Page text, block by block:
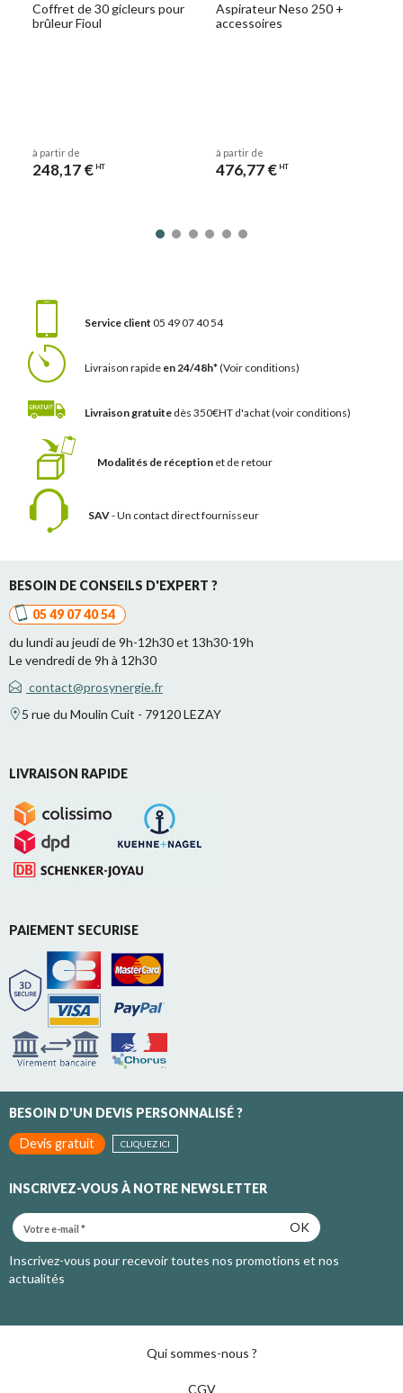
Coffret de 30 gicleurs pour
brûleur Fioul
à partir de
248,17 € HT
Aspirateur Neso 250 +
accessoires
à partir de
476,77 € HT
Service client 05 49 07 40 54
Livraison rapide en 24/48h*(Voir conditions)
Livraison gratuite dès 350€HT d'achat(voir conditions)
Modalités de réception et de retour
SAV- Un contact direct fournisseur
BESOIN DE CONSEILS D'EXPERT ?
05 49 07 40 54
du lundi au jeudi de 9h-12h30 et 13h30-19h
Le vendredi de 9h à 12h30
contact@prosynergie.fr
5 rue du Moulin Cuit - 79120 LEZAY
LIVRAISON RAPIDE
PAIEMENT SECURISE
BESOIN D'UN DEVIS PERSONNALISÉ ?
Devis gratuit
CLIQUEZ ICI
INSCRIVEZ-VOUS À NOTRE NEWSLETTER
OK
Inscrivez-vous pour recevoir toutes nos promotions et nos
actualités
Qui sommes-nous ?
CGV